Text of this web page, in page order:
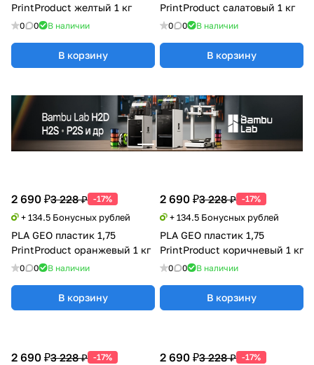
PrintProduct желтый 1 кг
0 0 В наличии
В корзину
PrintProduct салатовый 1 кг
0 0 В наличии
В корзину
2 690 ₽3 228 ₽ -17%
+ 134.5 Бонусных рублей
PLA GEO пластик 1,75
PrintProduct оранжевый 1 кг
0 0 В наличии
В корзину
2 690 ₽3 228 ₽ -17%
+ 134.5 Бонусных рублей
PLA GEO пластик 1,75
PrintProduct коричневый 1 кг
0 0 В наличии
В корзину
2 690 ₽3 228 ₽ -17% 2 690 ₽3 228 ₽ -17%